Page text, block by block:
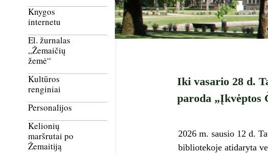
Knygos
internetu
El. žurnalas
„Žemaičių
žemė“
Kultūros
renginiai
Personalijos
Kelionių
maršrutai po
Žemaitiją
Iki vasario 28 d.
paroda „Įkvėptos
2026 m. sausio 12 d.
bibliotekoje atidaryta